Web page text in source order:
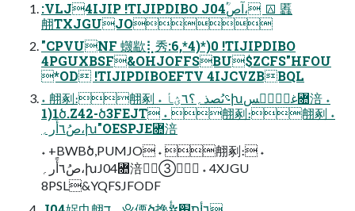
:VLJ4IJIP !TIJIPDIBO J04ؒٝآص، ⟎ 䘌
䎃TXJGUJO
"CPVUNF 䘊歂⣇秀:6,*4)*)0 !TIJIPDIBO
4PGUXBSF&OHJOFFSBU$ZCFS"HFOU
*OD !TIJIPDIBOEFTV 4IJCVZBBQL
˖ 䎃剢։䎃剢 ˖ ؝ىُصذ؍؟٦ؽأխغحؙؒٝسꟚ涪 ˖
1)1ծ.Z42-ծ3FEJT ˖ 䎃剢։䎃剢 ˖
صُ٦أًر؍،խ"OESPJEꟚ涪
˖ +BWBծ,PUMJO ˖ 䎃剢։ ˖
صُ٦أًر؍،խJ04Ꟛ涪➂ ˖ 4XJGU
8PSL&YQFSJFODF